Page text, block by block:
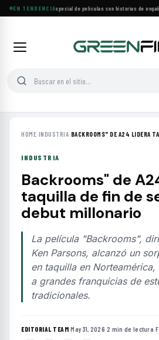
EN TENDENCIA
Lifetime estrena especial de películas con historias de
HOME›INDUSTRIA› BACKROOMS" DE A24 LIDERA
INDUSTRIA
Backrooms" de
taquilla de fin de
debut millonario
La película "Backrooms",
Ken Parsons, alcanzó un
en taquilla en
a grandes franquicias de
tradicionales.
EDITORIAL TEAM·May 31, 2026·2 min de lectura·